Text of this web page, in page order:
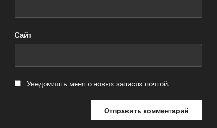
Сайт
Уведомлять меня о новых записях почтой.